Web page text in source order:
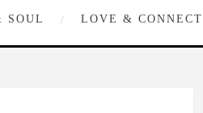
SOUL LOVE &